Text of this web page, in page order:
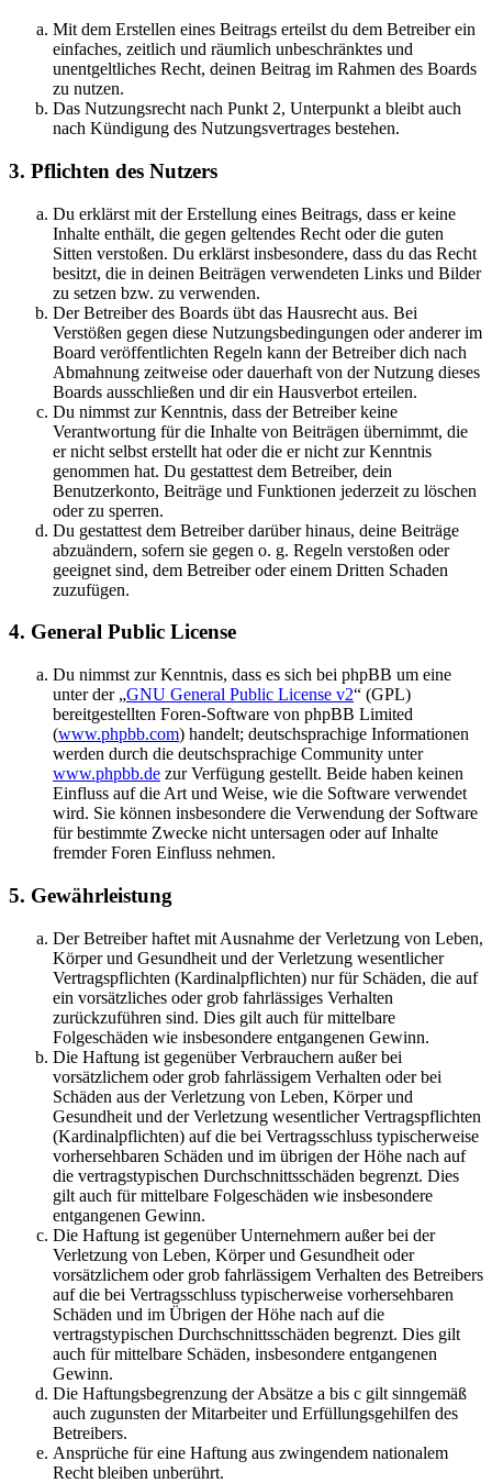
Mit dem Erstellen eines Beitrags erteilst du dem Betreiber ein
einfaches, zeitlich und räumlich unbeschränktes und
unentgeltliches Recht, deinen Beitrag im Rahmen des Boards
zu nutzen.
Das Nutzungsrecht nach Punkt 2, Unterpunkt a bleibt auch
nach Kündigung des Nutzungsvertrages bestehen.
3. Pflichten des Nutzers
Du erklärst mit der Erstellung eines Beitrags, dass er keine
Inhalte enthält, die gegen geltendes Recht oder die guten
Sitten verstoßen. Du erklärst insbesondere, dass du das Recht
besitzt, die in deinen Beiträgen verwendeten Links und Bilder
zu setzen bzw. zu verwenden.
Der Betreiber des Boards übt das Hausrecht aus. Bei
Verstößen gegen diese Nutzungsbedingungen oder anderer im
Board veröffentlichten Regeln kann der Betreiber dich nach
Abmahnung zeitweise oder dauerhaft von der Nutzung dieses
Boards ausschließen und dir ein Hausverbot erteilen.
Du nimmst zur Kenntnis, dass der Betreiber keine
Verantwortung für die Inhalte von Beiträgen übernimmt, die
er nicht selbst erstellt hat oder die er nicht zur Kenntnis
genommen hat. Du gestattest dem Betreiber, dein
Benutzerkonto, Beiträge und Funktionen jederzeit zu löschen
oder zu sperren.
Du gestattest dem Betreiber darüber hinaus, deine Beiträge
abzuändern, sofern sie gegen o. g. Regeln verstoßen oder
geeignet sind, dem Betreiber oder einem Dritten Schaden
zuzufügen.
4. General Public License
Du nimmst zur Kenntnis, dass es sich bei phpBB um eine
unter der „GNU General Public License v2“ (GPL)
bereitgestellten Foren-Software von phpBB Limited
(www.phpbb.com) handelt; deutschsprachige Informationen
werden durch die deutschsprachige Community unter
www.phpbb.de zur Verfügung gestellt. Beide haben keinen
Einfluss auf die Art und Weise, wie die Software verwendet
wird. Sie können insbesondere die Verwendung der Software
für bestimmte Zwecke nicht untersagen oder auf Inhalte
fremder Foren Einfluss nehmen.
5. Gewährleistung
Der Betreiber haftet mit Ausnahme der Verletzung von Leben,
Körper und Gesundheit und der Verletzung wesentlicher
Vertragspflichten (Kardinalpflichten) nur für Schäden, die auf
ein vorsätzliches oder grob fahrlässiges Verhalten
zurückzuführen sind. Dies gilt auch für mittelbare
Folgeschäden wie insbesondere entgangenen Gewinn.
Die Haftung ist gegenüber Verbrauchern außer bei
vorsätzlichem oder grob fahrlässigem Verhalten oder bei
Schäden aus der Verletzung von Leben, Körper und
Gesundheit und der Verletzung wesentlicher Vertragspflichten
(Kardinalpflichten) auf die bei Vertragsschluss typischerweise
vorhersehbaren Schäden und im übrigen der Höhe nach auf
die vertragstypischen Durchschnittsschäden begrenzt. Dies
gilt auch für mittelbare Folgeschäden wie insbesondere
entgangenen Gewinn.
Die Haftung ist gegenüber Unternehmern außer bei der
Verletzung von Leben, Körper und Gesundheit oder
vorsätzlichem oder grob fahrlässigem Verhalten des Betreibers
auf die bei Vertragsschluss typischerweise vorhersehbaren
Schäden und im Übrigen der Höhe nach auf die
vertragstypischen Durchschnittsschäden begrenzt. Dies gilt
auch für mittelbare Schäden, insbesondere entgangenen
Gewinn.
Die Haftungsbegrenzung der Absätze a bis c gilt sinngemäß
auch zugunsten der Mitarbeiter und Erfüllungsgehilfen des
Betreibers.
Ansprüche für eine Haftung aus zwingendem nationalem
Recht bleiben unberührt.